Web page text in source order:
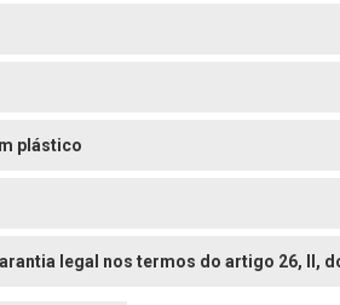
plástico
legal nos termos do artigo 26, II,